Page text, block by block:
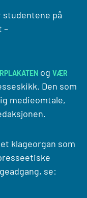
på
–
og VÆR
Den som
medieomtale,
klageorgan som
se: